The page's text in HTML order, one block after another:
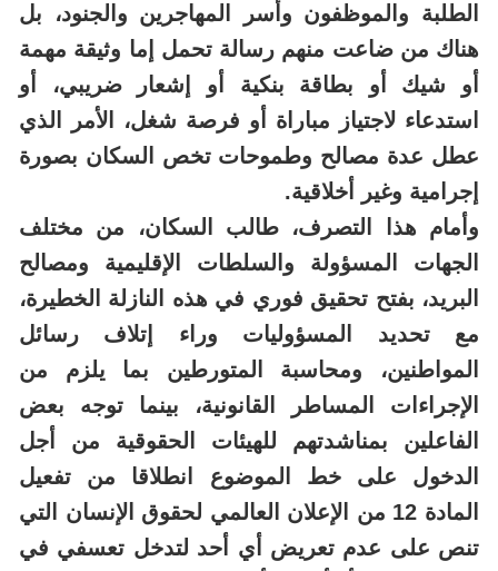
الطلبة والموظفون وأسر المهاجرين والجنود، بل
هناك من ضاعت منهم رسالة تحمل إما وثيقة مهمة
أو شيك أو بطاقة بنكية أو إشعار ضريبي، أو
استدعاء لاجتياز مباراة أو فرصة شغل، الأمر الذي
عطل عدة مصالح وطموحات تخص السكان بصورة
إجرامية وغير أخلاقية.
وأمام هذا التصرف، طالب السكان، من مختلف
الجهات المسؤولة والسلطات الإقليمية ومصالح
البريد، بفتح تحقيق فوري في هذه النازلة الخطيرة،
مع تحديد المسؤوليات وراء إتلاف رسائل
المواطنين، ومحاسبة المتورطين بما يلزم من
الإجراءات المساطر القانونية، بينما توجه بعض
الفاعلين بمناشدتهم للهيئات الحقوقية من أجل
الدخول على خط الموضوع انطلاقا من تفعيل
المادة 12 من الإعلان العالمي لحقوق الإنسان التي
تنص على عدم تعريض أي أحد لتدخل تعسفي في